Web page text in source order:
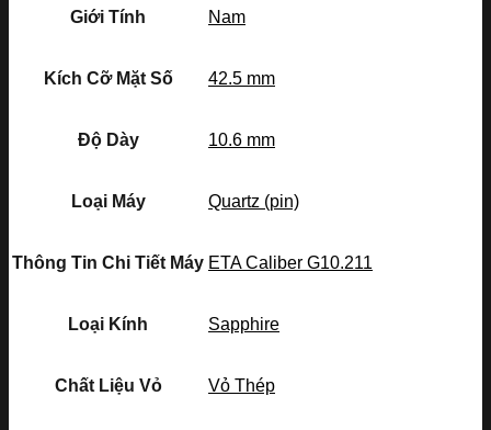
Giới Tính Nam
Kích Cỡ Mặt Số 42.5 mm
Độ Dày 10.6 mm
Loại Máy Quartz (pin)
Thông Tin Chi Tiết Máy ETA Caliber G10.211
Loại Kính Sapphire
Chất Liệu Vỏ Vỏ Thép